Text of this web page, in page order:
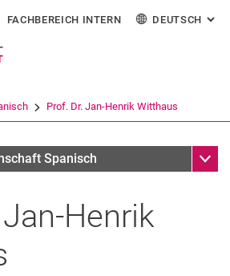
Springe direkt zu: Inhalt
Springe direkt zu: Suche
Springe direkt zu:
Suchen (öffnet externen Link in einem
FACHBEREICH INTERN DEUTSCH :
Prof. Dr. Jan-Henrik Witthaus
Spanisch
Jan-Henrik